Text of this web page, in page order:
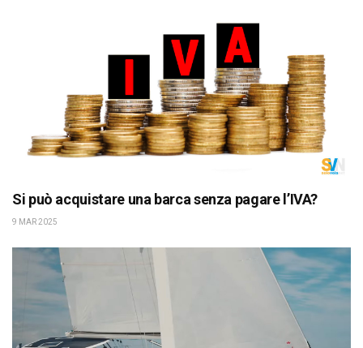
Si può acquistare una barca senza pagare l’IVA?
9 MAR 2025